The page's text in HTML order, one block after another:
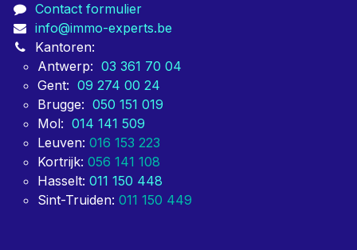
Contact formulier
info@immo-experts.be
Kantoren:
Antwerp: 03 361 70 04
Gent: 09 274 00 24
Brugge: 050 151 019
Mol: 014 141 509
Leuven: 016 153 223
Kortrijk: 056 141 108
Hasselt: 011 150 448
Sint-Truiden: 011 150 449